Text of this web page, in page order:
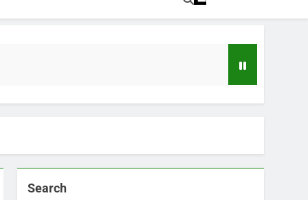
Ini Baru
Search